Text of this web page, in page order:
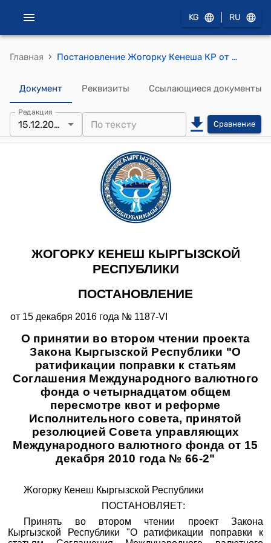
KG RU
Главная › Постановление Жогорку Кенеша КР от 15 декабря 2016 года № 1187-VI "О принятии во втором чтении проекта Закона Кыргызской Республики "О ратификации поправки к статьям Соглашения Международного валютного фонда о четырнадцатом общем пересмотре квот и реформе Исполнительного совета, принятой резолюцией Совета управляющих Международного валютного фонда от 15 декабря 2010 года № 66-2"
Документ Реквизиты Ссылающиеся документы
Редакция
15.12.2016 Сравнение